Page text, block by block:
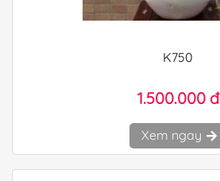
K750
1.500.000 đ
Xem ngay